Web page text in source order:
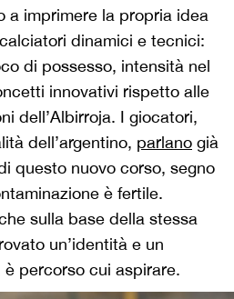
a imprimere la propria idea
dinamici e tecnici:
di possesso, intensità nel
innovativi rispetto alle
dell’Albirroja. I giocatori,
dell’argentino, parlano già
questo nuovo corso, segno
è fertile.
sulla base della stessa
un’identità e un
percorso cui aspirare.